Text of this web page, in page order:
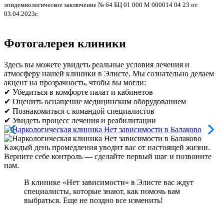
эпидемиологическое заключение № 64 БЦ 01 000 М 000014 04 23 от
03.04.2023г.
Фотогалерея клиники
Здесь вы можете увидеть реальные условия лечения и
атмосферу нашей клиники в Элисте. Мы сознательно делаем
акцент на прозрачность, чтобы вы могли:
✔ Убедиться в комфорте палат и кабинетов
✔ Оценить оснащение медицинским оборудованием
✔ Познакомиться с командой специалистов
✔ Увидеть процесс лечения и реабилитации
Каждый день промедления уводит вас от настоящей жизни.
Верните себе контроль — сделайте первый шаг и позвоните
нам.
В клинике «Нет зависимости» в Элисте вас ждут
специалисты, которые знают, как помочь вам
выбраться. Еще не поздно все изменить!